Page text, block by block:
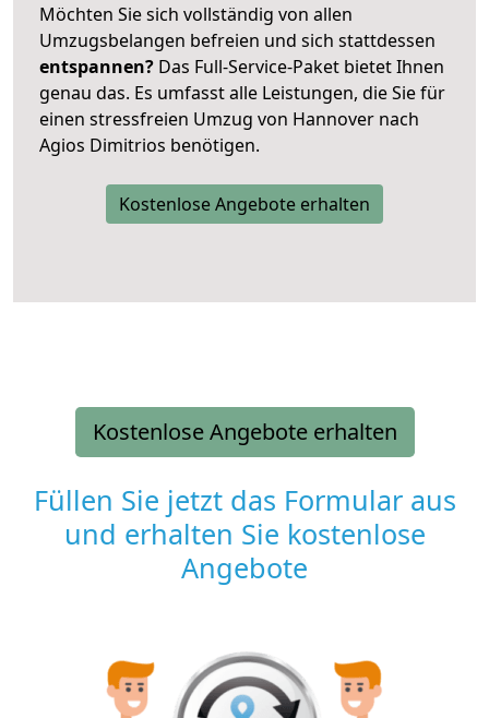
Möchten Sie sich vollständig von allen
Umzugsbelangen befreien und sich stattdessen
entspannen? Das Full-Service-Paket bietet Ihnen
genau das. Es umfasst alle Leistungen, die Sie für
einen stressfreien Umzug von Hannover nach
Agios Dimitrios benötigen.
Kostenlose Angebote erhalten
Kostenlose Angebote erhalten
Füllen Sie jetzt das Formular aus
und erhalten Sie kostenlose
Angebote